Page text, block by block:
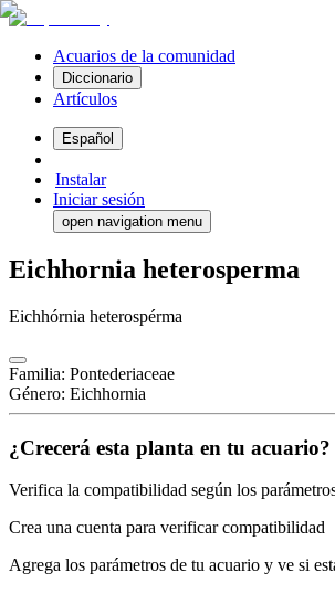
Acuarios de la comunidad
Diccionario
Artículos
Español
Instalar
Iniciar sesión
open navigation menu
Eichhornia heterosperma
Eichhórnia heterospérma
Familia: Pontederiaceae
Género: Eichhornia
¿Crecerá esta planta en tu acuario?
Verifica la compatibilidad según los
Crea una cuenta para verificar compatibilidad
Agrega los parámetros de tu acuario y ve si